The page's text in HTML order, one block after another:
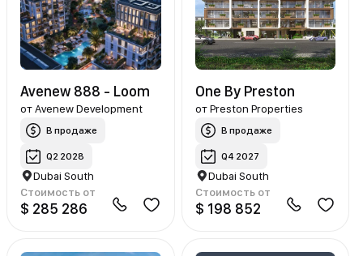
Avenew 888 - Loom
отAvenew Development
В продаже
Q2 2028
Dubai South
Стоимость от
$ 285 286
One By Preston
от Preston Properties
В продаже
Q4 2027
Dubai South
Стоимость от
$ 198 852